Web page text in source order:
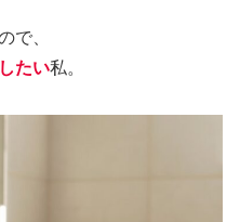
で、
たい私。